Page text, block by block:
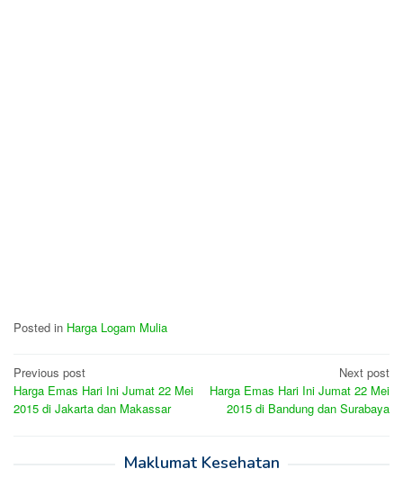
Posted in Harga Logam Mulia
Post
navigation
Previous post
Harga Emas Hari Ini Jumat 22 Mei
2015 di Jakarta dan Makassar
Next post
Harga Emas Hari Ini Jumat 22 Mei
2015 di Bandung dan Surabaya
Maklumat Kesehatan